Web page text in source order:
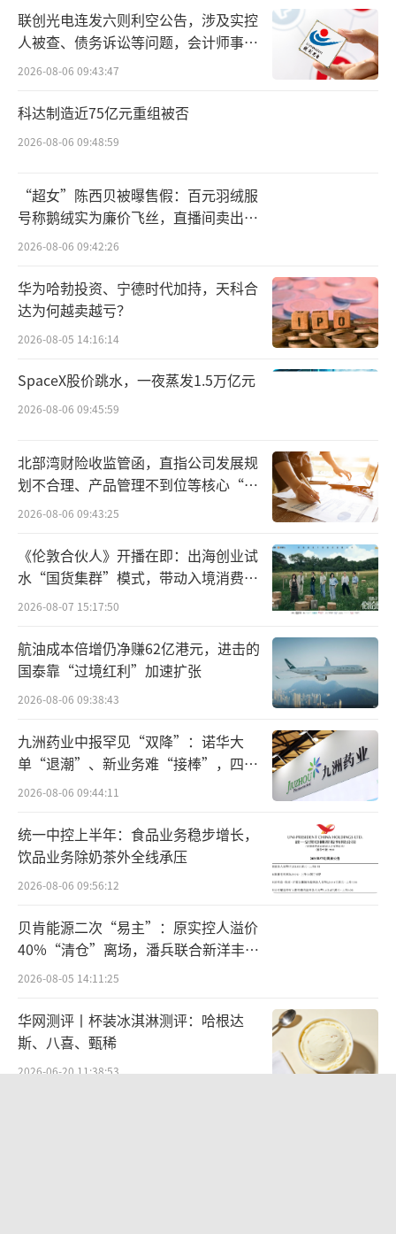
绩稳居四大药商之首，领先第二名千亿元，其
分销网络已覆盖至中国31个省、直辖市及自治
区。
四大药商的盈利突围
度出发，随着成熟产品专利期到期后，竞争升
温、利润收缩，自建团队的必要性已经不大；
至于四大药商，分销业务毛利走低之下，CSO
业务的毛利优势凸显，仍然算是一个好生意。
跨国药企的产品由于自带市场认知度，等
待接手的人不在少数。
以四大药商为例，2025年，四大药商依然
高度依赖分销基本盘——九州通和上海医药分销
营收占比超九成，华润医药超八成，国药控股
占比75.70%，但增量见顶、毛利微薄——分销
增速基本放缓至个位数，四家分销业务毛利率
四大药商的业务模式已从单一的分销代
采，升级为共创市场、共享增量的深度协同。
据赛柏蓝观察，2026年以来国药控股密
集“联姻”跨国药企，如为拜耳创新产品提供
从仓储配送、招标挂网、医疗机构服务、零售
网络覆盖到患者全病程服务的一体化解决方
案；与诺和诺德启动“减重中心”合作，加码
零售端；与诺华中国进行“价值零售，健康驿
2025年，九州通药品总代品牌推广业务
（CSO）迎来双位数增长——增长13.44%至12
2.17亿元。据悉，其已代理包括可威、康王、
倍平、弥可保等品规合计超817个，其中年销量
过亿明星单品32个，2025年引进新品113个，
联创光电连发六则利空公告，涉及实控
人被查、债务诉讼等问题，会计师事务
所曾出具“保留意见”
2026-08-06 09:43:47
科达制造近75亿元重组被否
2026-08-06 09:48:59
“超女”陈西贝被曝售假：百元羽绒服
号称鹅绒实为廉价飞丝，直播间卖出超
百万元
2026-08-06 09:42:26
华为哈勃投资、宁德时代加持，天科合
达为何越卖越亏？
2026-08-05 14:16:14
SpaceX股价跳水，一夜蒸发1.5万亿元
2026-08-06 09:45:59
北部湾财险收监管函，直指公司发展规
划不合理、产品管理不到位等核心“痛
点”
2026-08-06 09:43:25
《伦敦合伙人》开播在即：出海创业试
水“国货集群”模式，带动入境消费反
向种草
2026-08-07 15:17:50
航油成本倍增仍净赚62亿港元，进击的
国泰靠“过境红利”加速扩张
2026-08-06 09:38:43
九洲药业中报罕见“双降”：诺华大
单“退潮”、新业务难“接棒”，四大
难关待闯
2026-08-06 09:44:11
统一中控上半年：食品业务稳步增长，
饮品业务除奶茶外全线承压
2026-08-06 09:56:12
贝肯能源二次“易主”：原实控人溢价
40%“清仓”离场，潘兵联合新洋丰、
宏科百世拟入主
2026-08-05 14:11:25
华网测评丨杯装冰淇淋测评：哈根达
斯、八喜、甄稀
2026-06-20 11:38:53